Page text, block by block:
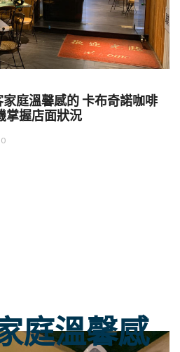
庭溫馨感的 卡布奇諾咖啡
握店面狀況
0
庭溫馨感